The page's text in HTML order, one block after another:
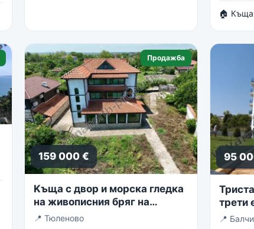
🏠 Къща
Продажба
159 000 €
Kъща с двор и морска гледка
на живописния бряг на
Тюленово
📍 Тюленово
95
трети
📍